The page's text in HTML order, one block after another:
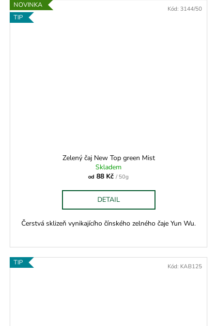
NOVINKA
TIP
Zelený čaj New Top green Mist
Skladem
od 88 Kč / 50g
DETAIL
Čerstvá sklizeň vynikajícího čínského zelného čaje Yun Wu.
Kód: 3144/50
TIP Kód: KAB125